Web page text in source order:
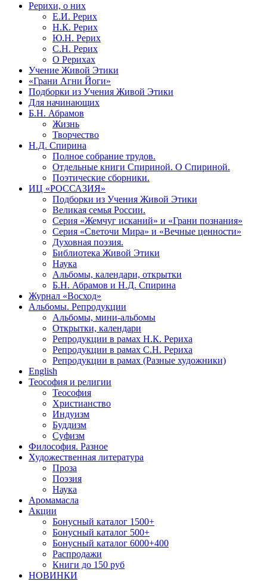
Рерихи, о них
Е.И. Рерих
Н.К. Рерих
Ю.Н. Рерих
С.Н. Рерих
О Рерихах
Учение Живой Этики
«Грани Агни Йоги»
Подборки из Учения Живой Этики
Для начинающих
Б.Н. Абрамов
Жизнь
Творчество
Н.Д. Спирина
Полное собрание трудов.
Отдельные книги Спириной. О Спириной.
Поэтические сборники.
ИЦ «РОССАЗИЯ»
Подборки из Учения Живой Этики
Великая семья России.
Серия «Жемчуг исканий» и «Грани познания»
Серия «Светочи Мира» и «Вечные ценности»
Духовная поэзия.
Библиотека Живой Этики
Наука
Альбомы, календари, открытки
Б.Н. Абрамов и Н.Д. Спирина
Журнал «Восход»
Альбомы. Репродукции
Альбомы, мини-альбомы
Открытки, календари
Репродукции в рамах Н.К. Рериха
Репродукции в рамах С.Н. Рериха
Репродукции в рамах (Разные художники)
English
Теософия и религии
Теософия
Христианство
Индуизм
Буддизм
Суфизм
Философия. Разное
Художественная литература
Проза
Поэзия
Наука
Аромамасла
Акции
Бонусный каталог 1500+
Бонусный каталог 500+
Бонусный каталог 6000+400
Распродажи
Книги до 150 руб
НОВИНКИ